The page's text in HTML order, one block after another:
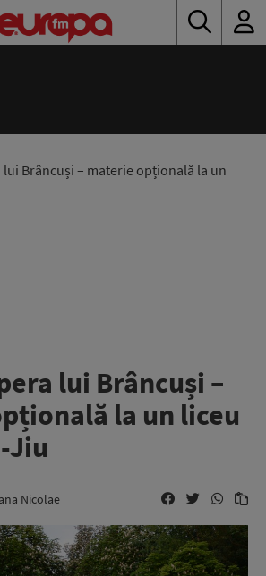
lui Brâncuși – materie opțională la un
lui Brâncuși –
la un liceu
Jiu
Nicolae